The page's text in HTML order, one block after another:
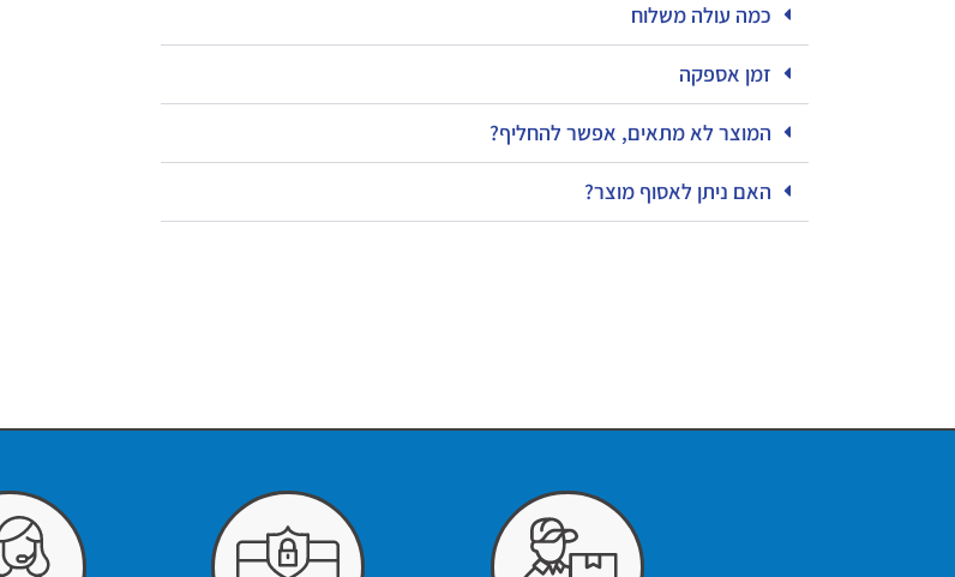
כמה עולה משלוח
זמן אספקה
המוצר לא מתאים, אפשר להחליף?
האם ניתן לאסוף מוצר?